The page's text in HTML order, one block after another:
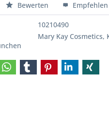
Bewerten Empfehlen
10210490
Mary Kay Cosmetics,